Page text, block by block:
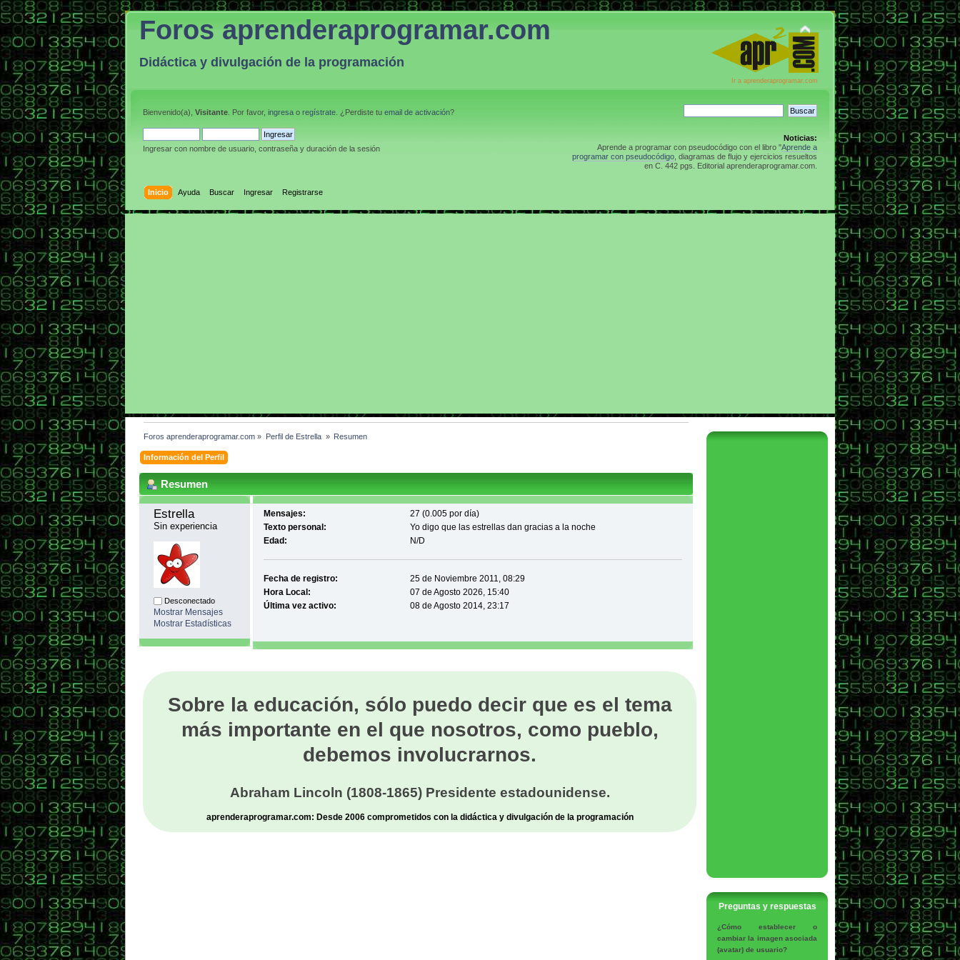
Foros aprenderaprogramar.com
Didáctica y divulgación de la programación
Ir a aprenderaprogramar.com
Bienvenido(a), Visitante . Por favor, ingresa o regístrate . ¿Perdiste tu email de activación?
Ingresar con nombre de usuario, contraseña y duración de la sesión
Noticias:
Aprende a programar con pseudocódigo con el libro "Aprende a
programar con pseudocódigo , diagramas de flujo y ejercicios resueltos
en C. 442 pgs. Editorial aprenderaprogramar.com.
Inicio Ayuda Buscar Ingresar Registrarse
Foros aprenderaprogramar.com » Perfil de Estrella » Resumen
Información del Perfil
Resumen
Estrella
Sin experiencia
Desconectado
Mostrar Mensajes
Mostrar Estadísticas
Mensajes:
27 (0.005 por día)
Texto personal:
Yo digo que las estrellas dan gracias a la noche
Edad:
N/D
Fecha de registro:
25 de Noviembre 2011, 08:29
Hora Local:
07 de Agosto 2026, 15:40
Última vez activo:
08 de Agosto 2014, 23:17
Sobre la educación, sólo puedo decir que es el tema
más importante en el que nosotros, como pueblo,
debemos involucrarnos.
Abraham Lincoln (1808-1865) Presidente estadounidense.
aprenderaprogramar.com: Desde 2006 comprometidos con la didáctica y divulgación de la programación
Preguntas y respuestas
¿Cómo establecer o
cambiar la imagen asociada
(avatar) de usuario?